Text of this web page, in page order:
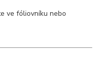
ve fóliovníku nebo